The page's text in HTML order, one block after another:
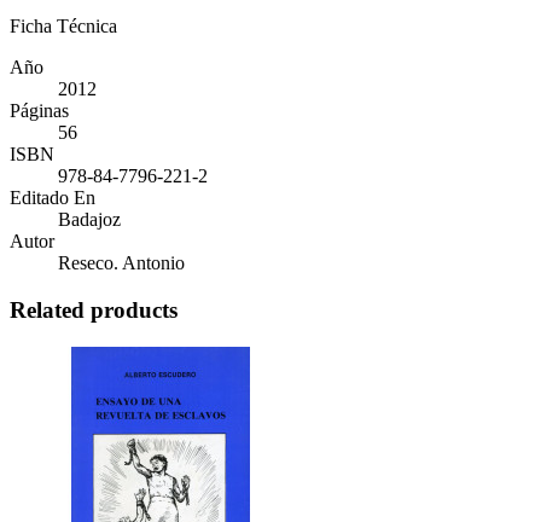
Ficha Técnica
Año
2012
Páginas
56
ISBN
978-84-7796-221-2
Editado En
Badajoz
Autor
Reseco. Antonio
Related products